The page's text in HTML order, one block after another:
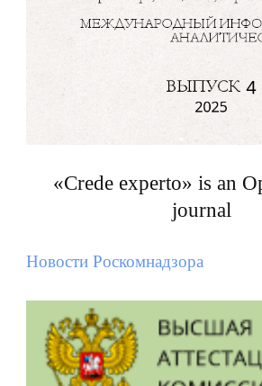
«Crede experto» is an
journal
Новости Роскомнадзора